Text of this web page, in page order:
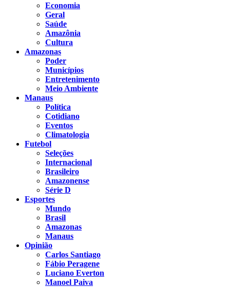
Economia
Geral
Saúde
Amazônia
Cultura
Amazonas
Poder
Municípios
Entretenimento
Meio Ambiente
Manaus
Política
Cotidiano
Eventos
Climatologia
Futebol
Seleções
Internacional
Brasileiro
Amazonense
Série D
Esportes
Mundo
Brasil
Amazonas
Manaus
Opinião
Carlos Santiago
Fábio Peragene
Luciano Everton
Manoel Paiva